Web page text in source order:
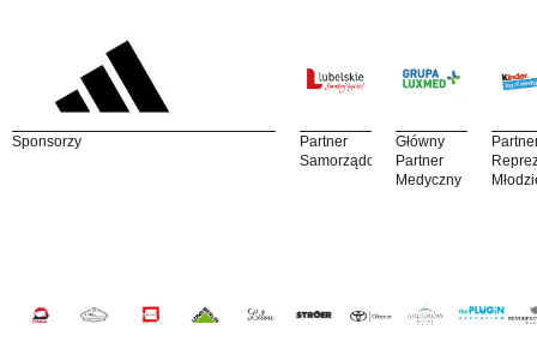
Sponsorzy
Partner
Samorządowy
Główny
Partner
Medyczny